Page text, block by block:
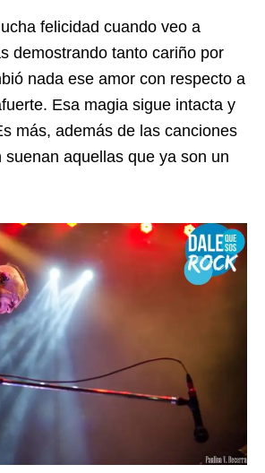
felicidad cuando veo a
demostrando tanto cariño por
nada ese amor con respecto a
Esa magia sigue intacta y
más, además de las canciones
suenan aquellas que ya son un